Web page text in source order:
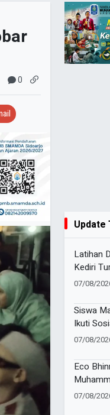
0
Update
Latihan
Kediri
Peleton
07/08/
Siswa
Ikuti
Lanjutan
07/08/
Eco
07/08/